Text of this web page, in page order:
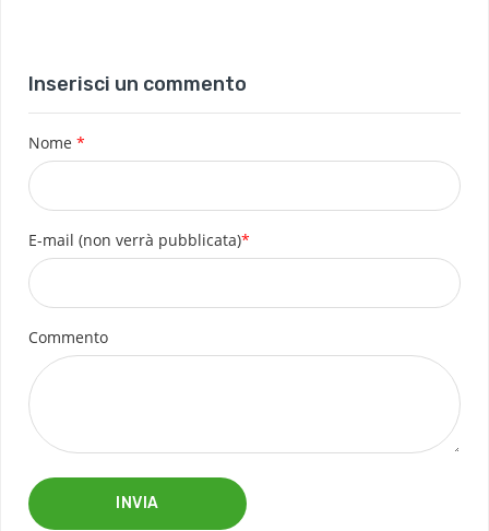
Inserisci un commento
Nome *
E-mail (non verrà pubblicata)*
Commento
INVIA